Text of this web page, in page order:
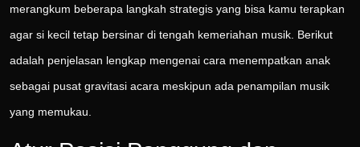
merangkum beberapa langkah strategis yang bisa kamu terapkan
agar si kecil tetap bersinar di tengah kemeriahan musik. Berikut
adalah penjelasan lengkap mengenai cara menempatkan anak
sebagai pusat gravitasi acara meskipun ada penampilan musik
yang memukau.